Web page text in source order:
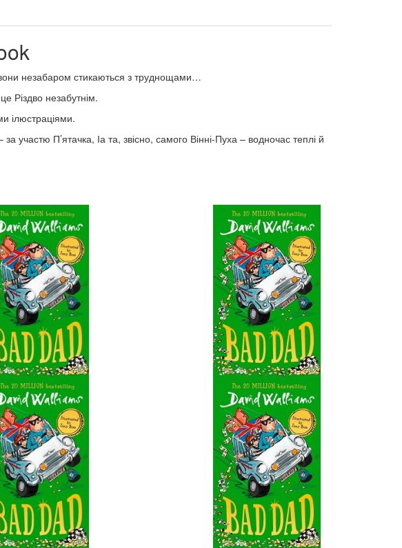
вони незабаром стикаються з труднощами…
Різдво незабутнім.
ілюстраціями.
участю П’ятачка, Іа та, звісно, самого Вінні-Пуха – водночас теплі й